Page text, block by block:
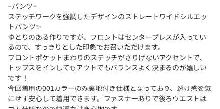
−パンツ−
ステッチワークを強調したデザインのストレートワイドシルエッ
トパンツ✨
ゆとりのある作りですが、フロントはセンタープレスが入ってい
るので、すっきりとした印象でお召いただけます。
フロントポケットまわりのステッチがさりげないアクセントで、
トップスをインしてもアウトでもバランスよく決まるのが嬉しい
です！
今回着用の001カラーのみ裏地付き仕様となっており、透け感を気
にせず安心して着用できます。ファスナーありで後ろウエストは